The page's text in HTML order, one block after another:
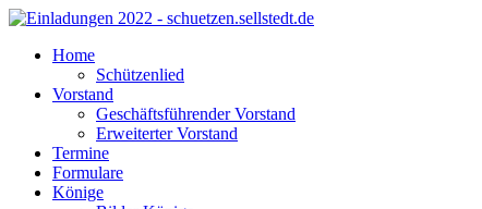
Home
Schützenlied
Vorstand
Geschäftsführender Vorstand
Erweiterter Vorstand
Termine
Formulare
Könige